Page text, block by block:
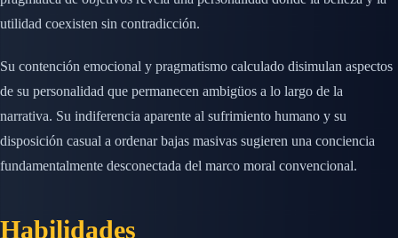
utilidad coexisten sin contradicción.
Su contención emocional y pragmatismo calculado disimulan aspectos
de su personalidad que permanecen ambigüos a lo largo de la
narrativa. Su indiferencia aparente al sufrimiento humano y su
disposición casual a ordenar bajas masivas sugieren una conciencia
fundamentalmente desconectada del marco moral convencional.
Habilidades